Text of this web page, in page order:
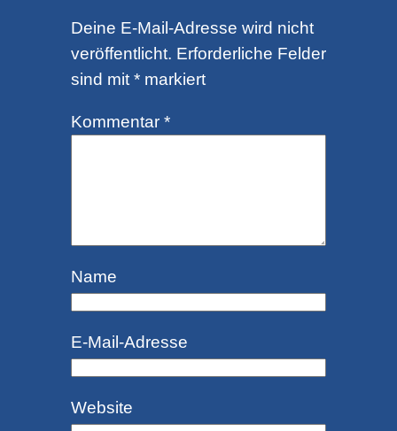
Deine E-Mail-Adresse wird nicht
veröffentlicht. Erforderliche Felder
sind mit*markiert
Kommentar *
Name
E-Mail-Adresse
Website